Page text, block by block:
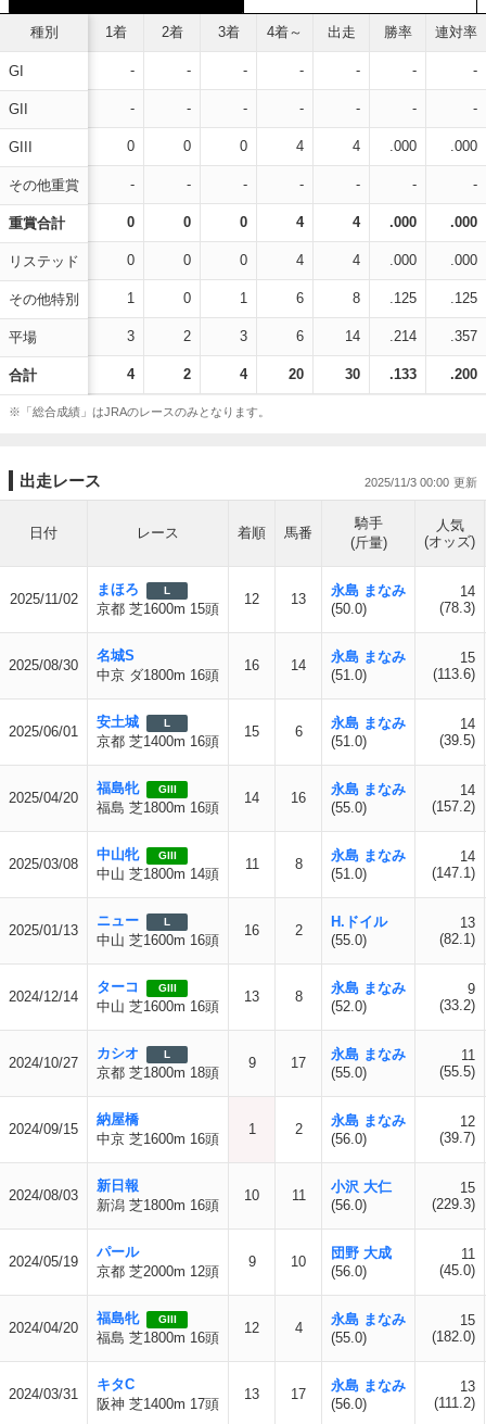
種別
GI
GII
GIII
その他重賞
重賞合計
リステッド
その他特別
平場
合計
1着 2着 3着 4着～ 出走 勝率 連対率
- - - - - - -
- - - - - - -
0 0 0 4 4 .000 .000
- - - - - - -
0 0 0 4 4 .000 .000
0 0 0 4 4 .000 .000
1 0 1 6 8 .125 .125
3 2 3 6 14 .214 .357
4 2 4 20 30 .133 .200
※「総合成績」はJRAのレースのみとなります。
出走レース 2025/11/3 00:00
日付 レース 着順 馬番
騎手
(斤量)
人気
(オッズ)
2025/11/02
まほろ L
京都 芝1600m 15頭
12 13
永島 まなみ
(50.0)
14
(78.3)
2025/08/30
名城S
中京 ダ1800m 16頭
16 14
永島 まなみ
(51.0)
15
(113.6)
2025/06/01
安土城 L
京都 芝1400m 16頭
15 6
永島 まなみ
(51.0)
14
(39.5)
2025/04/20
福島牝 GIII
福島 芝1800m 16頭
14 16
永島 まなみ
(55.0)
14
(157.2)
2025/03/08
中山牝 GIII
中山 芝1800m 14頭
11 8
永島 まなみ
(51.0)
14
(147.1)
2025/01/13
ニュー L
中山 芝1600m 16頭
16 2
H.ドイル
(55.0)
13
(82.1)
2024/12/14
ターコ GIII
中山 芝1600m 16頭
13 8
永島 まなみ
(52.0)
9
(33.2)
2024/10/27
カシオ L
京都 芝1800m 18頭
9 17
永島 まなみ
(55.0)
11
(55.5)
2024/09/15
納屋橋
中京 芝1600m 16頭
1 2
永島 まなみ
(56.0)
12
(39.7)
2024/08/03
新日報
新潟 芝1800m 16頭
10 11
小沢 大仁
(56.0)
15
(229.3)
2024/05/19
パール
京都 芝2000m 12頭
9 10
団野 大成
(56.0)
11
(45.0)
2024/04/20
福島牝 GIII
福島 芝1800m 16頭
12 4
永島 まなみ
(55.0)
15
(182.0)
2024/03/31
キタC
阪神 芝1400m 17頭
13 17
永島 まなみ
(56.0)
13
(111.2)